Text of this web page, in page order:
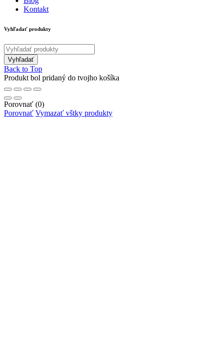
Kontakt
Vyhľadať produkty
Back to Top
Produkt bol pridaný do tvojho košíka
Porovnať (0)
Porovnať Vymazať vštky produkty